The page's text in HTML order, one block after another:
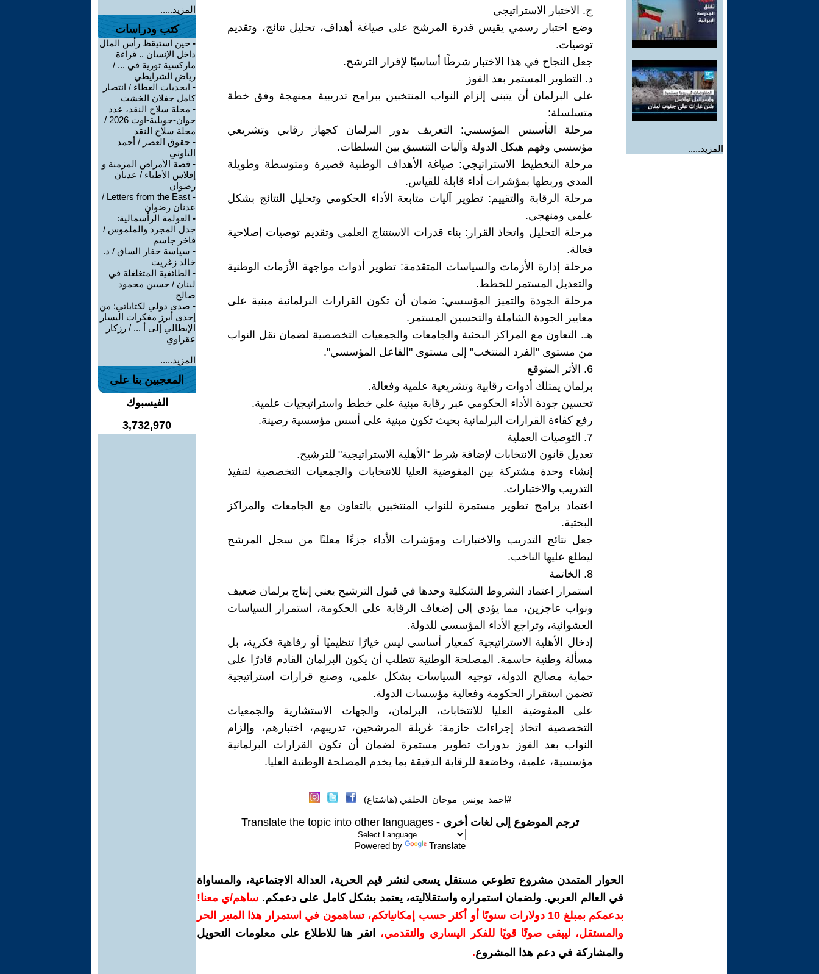
المزيد.....
ج. الاختبار الاستراتيجي
وضع اختبار رسمي يقيس قدرة المرشح على صياغة أهداف، تحليل نتائج، وتقديم
توصيات.
جعل النجاح في هذا الاختبار شرطًا أساسيًا لإقرار الترشح.
د. التطوير المستمر بعد الفوز
على البرلمان أن يتبنى إلزام النواب المنتخبين ببرامج تدريبية ممنهجة وفق خطة
متسلسلة:
مرحلة التأسيس المؤسسي: التعريف بدور البرلمان كجهاز رقابي وتشريعي
مؤسسي وفهم هيكل الدولة وآليات التنسيق بين السلطات.
مرحلة التخطيط الاستراتيجي: صياغة الأهداف الوطنية قصيرة ومتوسطة وطويلة
المدى وربطها بمؤشرات أداء قابلة للقياس.
مرحلة الرقابة والتقييم: تطوير آليات متابعة الأداء الحكومي وتحليل النتائج بشكل
علمي ومنهجي.
مرحلة التحليل واتخاذ القرار: بناء قدرات الاستنتاج العلمي وتقديم توصيات إصلاحية
فعالة.
مرحلة إدارة الأزمات والسياسات المتقدمة: تطوير أدوات مواجهة الأزمات الوطنية
والتعديل المستمر للخطط.
مرحلة الجودة والتميز المؤسسي: ضمان أن تكون القرارات البرلمانية مبنية على
معايير الجودة الشاملة والتحسين المستمر.
هـ. التعاون مع المراكز البحثية والجامعات والجمعيات التخصصية لضمان نقل النواب
من مستوى "الفرد المنتخب" إلى مستوى "الفاعل المؤسسي".
6. الأثر المتوقع
برلمان يمتلك أدوات رقابية وتشريعية علمية وفعالة.
تحسين جودة الأداء الحكومي عبر رقابة مبنية على خطط واستراتيجيات علمية.
رفع كفاءة القرارات البرلمانية بحيث تكون مبنية على أسس مؤسسية رصينة.
7. التوصيات العملية
تعديل قانون الانتخابات لإضافة شرط "الأهلية الاستراتيجية" للترشيح.
إنشاء وحدة مشتركة بين المفوضية العليا للانتخابات والجمعيات التخصصية لتنفيذ
التدريب والاختبارات.
اعتماد برامج تطوير مستمرة للنواب المنتخبين بالتعاون مع الجامعات والمراكز
البحثية.
جعل نتائج التدريب والاختبارات ومؤشرات الأداء جزءًا معلنًا من سجل المرشح
ليطلع عليها الناخب.
8. الخاتمة
استمرار اعتماد الشروط الشكلية وحدها في قبول الترشيح يعني إنتاج برلمان ضعيف
ونواب عاجزين، مما يؤدي إلى إضعاف الرقابة على الحكومة، استمرار السياسات
العشوائية، وتراجع الأداء المؤسسي للدولة.
إدخال الأهلية الاستراتيجية كمعيار أساسي ليس خيارًا تنظيميًا أو رفاهية فكرية، بل
مسألة وطنية حاسمة. المصلحة الوطنية تتطلب أن يكون البرلمان القادم قادرًا على
حماية مصالح الدولة، توجيه السياسات بشكل علمي، وصنع قرارات استراتيجية
تضمن استقرار الحكومة وفعالية مؤسسات الدولة.
على المفوضية العليا للانتخابات، البرلمان، والجهات الاستشارية والجمعيات
التخصصية اتخاذ إجراءات حازمة: غربلة المرشحين، تدريبهم، اختبارهم، وإلزام
النواب بعد الفوز بدورات تطوير مستمرة لضمان أن تكون القرارات البرلمانية
مؤسسية، علمية، وخاضعة للرقابة الدقيقة بما يخدم المصلحة الوطنية العليا.
#احمد_يونس_موحان_الحلفي (هاشتاغ)
ترجم الموضوع إلى لغات أخرى - Translate the topic into other languages
Powered by Translate
الحوار المتمدن مشروع تطوعي مستقل يسعى لنشر قيم الحرية، العدالة الاجتماعية، والمساواة
في العالم العربي. ولضمان استمراره واستقلاليته، يعتمد بشكل كامل على دعمكم. ساهم/ي معنا!
بدعمكم بمبلغ 10 دولارات سنويًا أو أكثر حسب إمكانياتكم، تساهمون في استمرار هذا المنبر الحر
والمستقل، ليبقى صوتًا قويًا للفكر اليساري والتقدمي،
انقر هنا للاطلاع على معلومات التحويل
والمشاركة في دعم هذا المشروع.
المزيد.....
كتب ودراسات
- حين استيقظ رأس المال
داخل الإنسان .. قراءة
ماركسية ثورية في ... /
رياض الشرايطي
- ابجديات العطاء / انتصار
كامل جفلان الخشت
- مجلة سلاح النقد، عدد
جوان-جويلية-اوت 2026 /
مجلة سلاح النقد
- حقوق العصر / أحمد
التاوتي
- قصة الأمراض المزمنة و
إفلاس الأطباء / عدنان
رضوان
-
Letters from the East /
عدنان رضوان
- العولمة الرأسمالية:
جدل المجرد والملموس /
فاخر جاسم
- سياسة حفار الساق / د.
خالد زغريت
- الطائفية المتغلغلة في
لبنان / حسين محمود
صالح
- صدى دولي لكتاباتي: من
إحدى أبرز مفكرات اليسار
الإيطالي إلى أ ... / رزكار
عقراوي
المزيد.....
المعجبين بنا على
الفيسبوك
3,732,970